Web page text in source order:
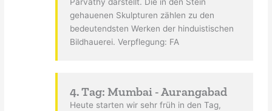
Parvathy darstellt. Die in den Stein
gehauenen Skulpturen zählen zu den
bedeutendsten Werken der hinduistischen
Bildhauerei. Verpflegung: FA
4. Tag: Mumbai - Aurangabad
Heute starten wir sehr früh in den Tag,